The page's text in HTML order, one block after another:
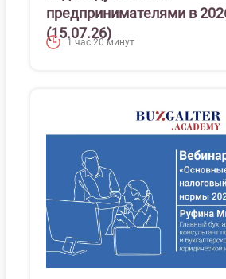
предпринимателями в
(15.07.26)
1 час 20 минут